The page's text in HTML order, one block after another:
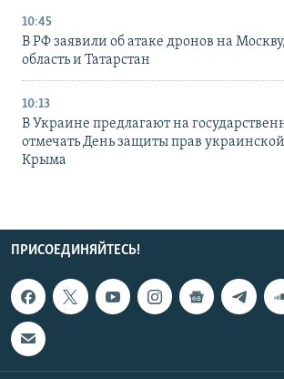
10:45
В РФ заявили об атаке дронов на
область и Татарстан
10:13
В Украине предлагают на
отмечать День защиты прав
Крыма
ПРИСОЕДИНЯЙТЕСЬ!